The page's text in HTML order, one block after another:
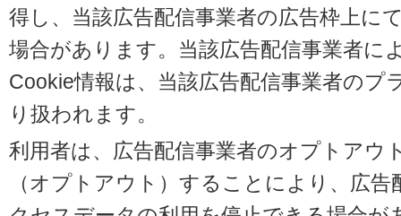
得し、当該広告配信事業者の広告枠上に
場合があります。当該広告配信事業者に
Cookie情報は、当該広告配信事業者のプ
り扱われます。
利用者は、広告配信事業者のオプトアウ
（オプトアウト）することにより、広